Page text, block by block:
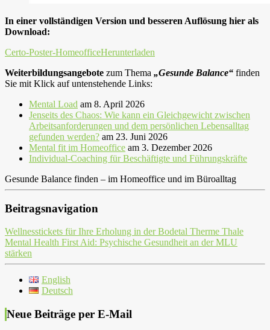
In einer vollständigen Version und besseren Auflösung hier als
Download:
Certo-Poster-HomeofficeHerunterladen
Weiterbildungsangebote zum Thema „Gesunde Balance“ finden
Sie mit Klick auf untenstehende Links:
Mental Load am 8. April 2026
Jenseits des Chaos: Wie kann ein Gleichgewicht zwischen
Arbeitsanforderungen und dem persönlichen Lebensalltag
gefunden werden? am 23. Juni 2026
Mental fit im Homeoffice am 3. Dezember 2026
Individual-Coaching für Beschäftigte und Führungskräfte
Gesunde Balance finden – im Homeoffice und im Büroalltag
Beitragsnavigation
Wellnesstickets für Ihre Erholung in der Bodetal Therme Thale
Mental Health First Aid: Psychische Gesundheit an der MLU
stärken
English
Deutsch
Neue Beiträge per E-Mail